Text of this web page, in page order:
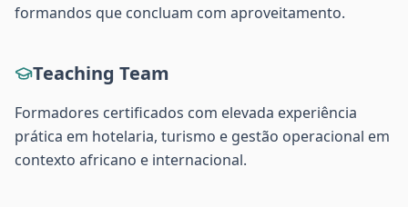
formandos que concluam com aproveitamento.
Teaching Team
Formadores certificados com elevada experiência
prática em hotelaria, turismo e gestão operacional em
contexto africano e internacional.